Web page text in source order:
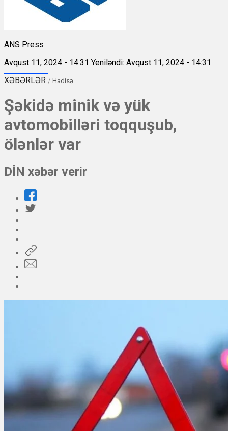
ANS Press
Avqust 11, 2024 - 14:31 Yeniləndi: Avqust 11, 2024 - 14:31
XƏBƏRLƏR / Hadisə
Şəkidə minik və yük
avtomobilləri toqquşub,
ölənlər var
DİN xəbər verir